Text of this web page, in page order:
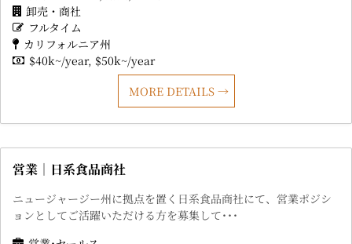
卸売・商社
フルタイム
カリフォルニア州
$40k~/year $50k~/year
MORE DETAILS
営業｜日系食品商社
ニュージャージー州に拠点を置く日系食品商社にて、営業ポジシ
ョンとしてご活躍いただける方を募集して･･･